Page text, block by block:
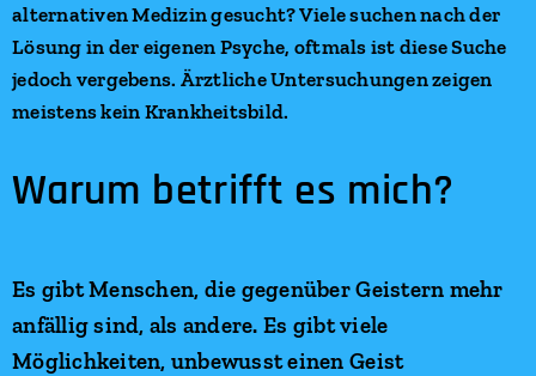
alternativen Medizin gesucht? Viele suchen nach der
Lösung in der eigenen Psyche, oftmals ist diese Suche
jedoch vergebens. Ärztliche Untersuchungen zeigen
meistens kein Krankheitsbild.
Warum betrifft es mich?
Es gibt Menschen, die gegenüber Geistern mehr
anfällig sind, als andere. Es gibt viele
Möglichkeiten, unbewusst einen Geist